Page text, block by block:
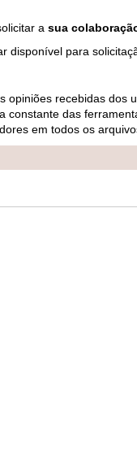
a sua
disponível para
opiniões recebidas dos
constante das
em todos os arqui